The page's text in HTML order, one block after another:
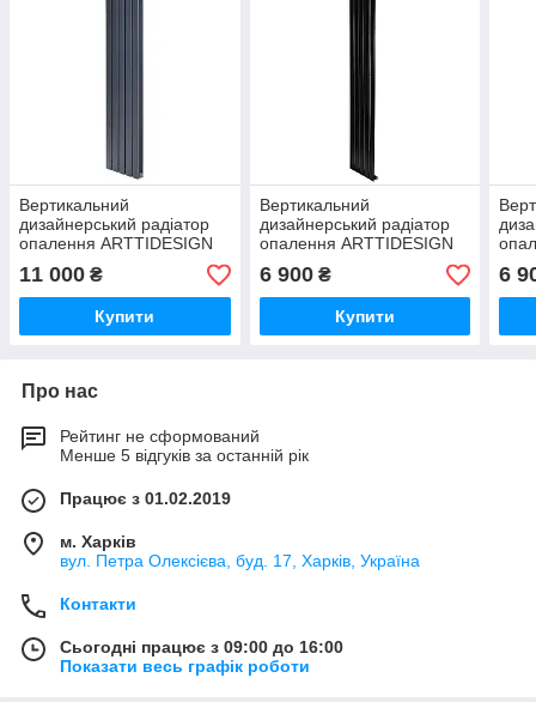
Вертикальний
дизайнерський радіатор
опалення ARTTIDESIGN
Livorno II 5/1800/340/50
сірий матовий
11 000 ₴
Купити
Вертикальний
дизайнерський радіатор
опалення ARTTIDESIGN
Livorno 5/1800/340/50
чорний матовий
6 900₴
Купити
6
Про нас
Рейтинг не сформований
Менше 5 відгуків за останній рік
Працює з 01.02.2019
м. Харків
вул. Петра Олексієва, буд. 17, Харків, Україна
Контакти
Сьогодні працює з 09:00 до 16:00
Показати весь графік роботи